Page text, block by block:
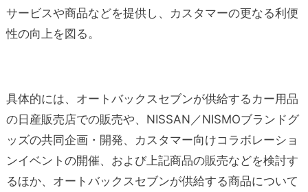
サービスや商品などを提供し、カスタマーの更なる利便
性の向上を図る。
具体的には、オートバックスセブンが供給するカー用品
の日産販売店での販売や、NISSAN／NISMOブランドグ
ッズの共同企画・開発、カスタマー向けコラボレーショ
ンイベントの開催、および上記商品の販売などを検討す
るほか、オートバックスセブンが供給する商品について